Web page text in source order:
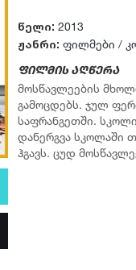
წელი: 2013
ჟანრი: ფილმები /
ფილმის აღწერა
მოსწავლეების
გამოცდებს. ჯულ
საფრანგეთში.
დანერგვა სკოლაში
ჰგავს. ცუდ